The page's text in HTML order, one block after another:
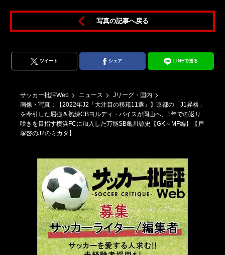
写真の記事へ戻る
ツイート シェア LINEで送る
サッカー批評Web ニュース
Jリーグ・国内
画像・写真：【2022年J2「大注目の移籍11選」】京都の「J1昇格」
を牽引した屈強＆熟練CBヨルディ・バイスが岡山へ、1年での返り
咲きを目指す横浜FCに加入した万能SB亀川諒史【GK～MF編】【戸
塚啓のJ2のミカタ】